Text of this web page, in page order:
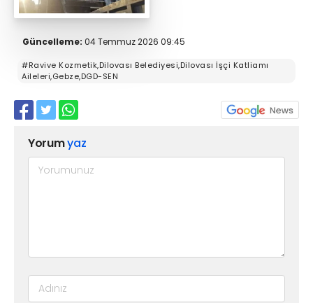
Güncelleme: 04 Temmuz 2026 09:45
#Ravive Kozmetik,Dilovası Belediyesi,Dilovası İşçi Katliamı
Aileleri,Gebze,DGD-SEN
Yorumyaz